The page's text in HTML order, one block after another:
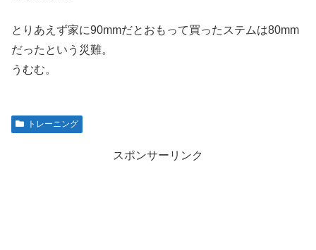
とりあえず家に90mmだとおもって買ったステムは80mm
だったという災難。
うむむ。
トレーニング
スポンサーリンク